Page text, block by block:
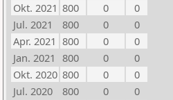
Okt. 2021 800 0
0
Jul. 2021
800 0
0
Apr. 2021 800 0
0
Jan. 2021 800 0
0
Okt. 2020 800 0
0
Jul. 2020
800 0
0